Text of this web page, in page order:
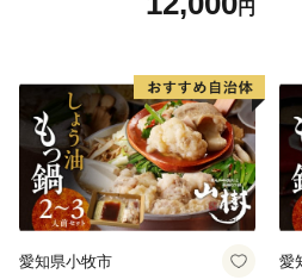
・福智町外にお住まいの方で
・お届け日に関しましてはお
め、各ページの「発送期日」を
ツ オンライン飲み会 ホーム
間
円
時
愛知県小牧市 愛